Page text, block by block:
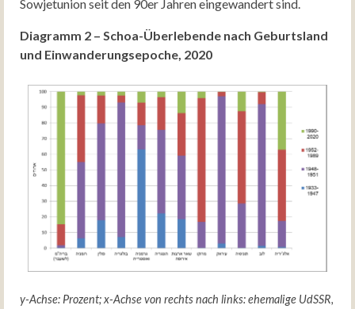
Sowjetunion seit den 90er Jahren eingewandert sind.
Diagramm 2 – Schoa-Überlebende nach Geburtsland
und Einwanderungsepoche, 2020
y-Achse: Prozent; x-Achse von rechts nach links: ehemalige UdSSR,